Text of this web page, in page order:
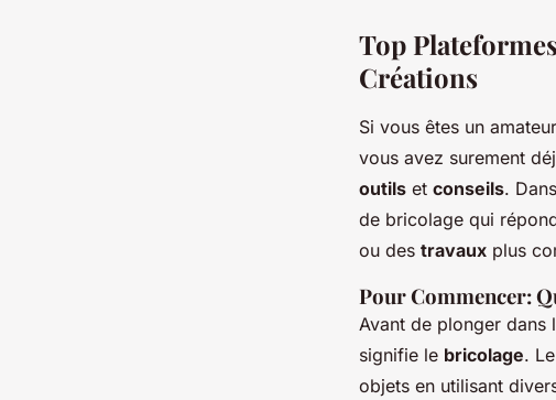
Top
Créations
Si vous êtes un
vous avez surement
outils et conseils.
de bricolage qui
ou des travaux plus
Pour Commencer:
Avant de plonger dans
signifie le bricolage.
objets en utilisant